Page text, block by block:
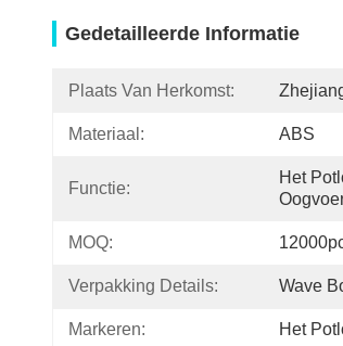
Gedetailleerde Informatie
Plaats Van Herkomst:
Materiaal: ABS
Functie:
Het
MOQ:
Verpakking Details: Wave
Markeren: Het